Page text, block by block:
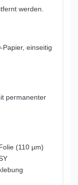
werden.
einseitig
permanenter
(110 µm)